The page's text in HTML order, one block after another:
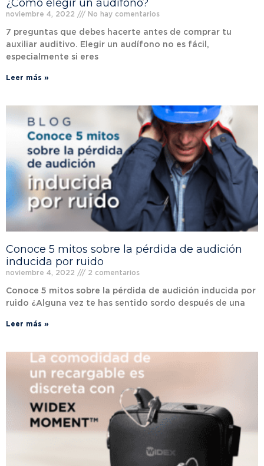
¿Cómo elegir un audífono?
noviembre 4, 2022 No hay comentarios
7 preguntas que debes hacerte antes de comprar tu
auxiliar auditivo. Elegir un audífono no es fácil,
especialmente si eres
Leer más »
Conoce 5 mitos sobre la pérdida de audición
inducida por ruido
noviembre 4, 2022 2 comentarios
Conoce 5 mitos sobre la pérdida de audición inducida por
ruido ¿Alguna vez te has sentido sordo después de una
Leer más »